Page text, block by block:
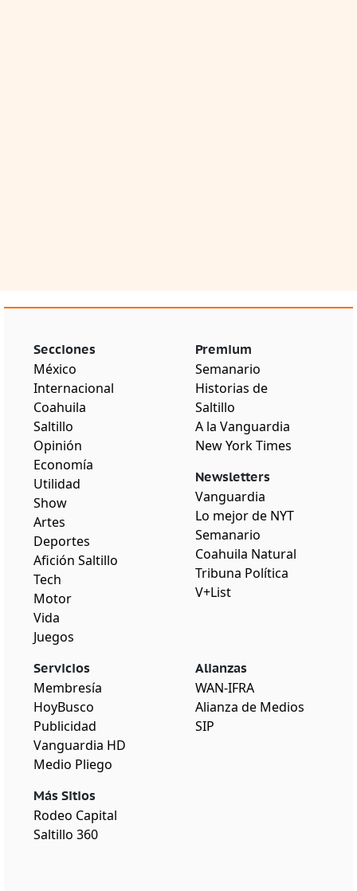
Secciones
México
Internacional
Coahuila
Saltillo
Opinión
Economía
Utilidad
Show
Artes
Deportes
Afición Saltillo
Tech
Motor
Vida
Juegos
Premium
Semanario
Historias de
Saltillo
A la Vanguardia
New York Times
Newsletters
Vanguardia
Lo mejor de NYT
Semanario
Coahuila Natural
Tribuna Política
V+List
Servicios
Membresía
HoyBusco
Publicidad
Vanguardia HD
Medio Pliego
Más Sitios
Rodeo Capital
Saltillo 360
Alianzas
WAN-IFRA
Alianza de Medios
SIP